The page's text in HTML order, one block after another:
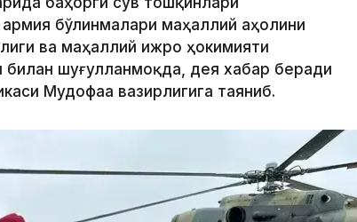
бўлинмалари маҳаллий аҳолини
ва маҳаллий ижро ҳокимияти
билан шуғулланмоқда, дея хабар беради
Мудофаа вазирлигига таяниб.